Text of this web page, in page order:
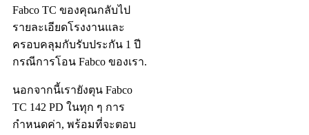
Fabco TC ของคุณกลับไป
รายละเอียดโรงงานและ
ครอบคลุมกับรับประกัน 1 ปี
กรณีการโอน Fabco ของเรา.
นอกจากนี้เรายังตุน Fabco
TC 142 PD ในทุก ๆ การ
กำหนดค่า, พร้อมที่จะตอบ